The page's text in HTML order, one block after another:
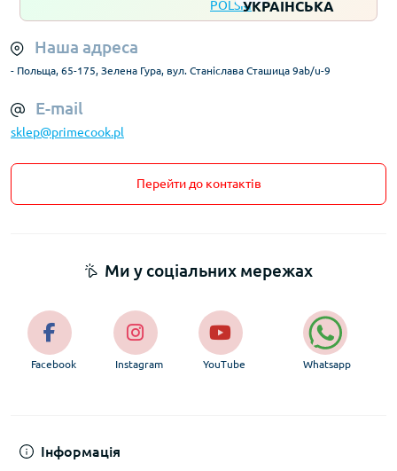
Наша адреса
- Польща, 65-175, Зелена Гура, вул. Станіслава Сташица 9ab/u-9
E-mail
sklep@primecook.pl
Перейти до контактів
Інформація
Ми у соціальних мережах
Facebook Instagram YouTube Whatsapp